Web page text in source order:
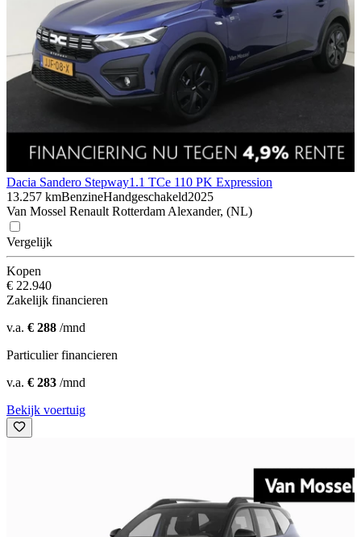
Dacia Sandero Stepway1.1 TCe 110 PK Expression
13.257 kmBenzineHandgeschakeld2025
Van Mossel Renault Rotterdam Alexander, (NL)
Vergelijk
Kopen
€ 22.940
Zakelijk financieren
v.a. € 288 /mnd
Particulier financieren
v.a. € 283 /mnd
Bekijk voertuig